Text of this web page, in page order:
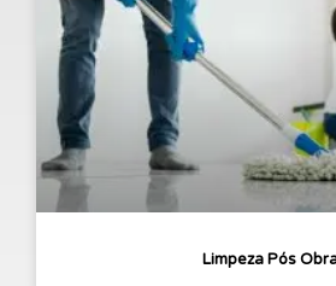
Limpeza Pós